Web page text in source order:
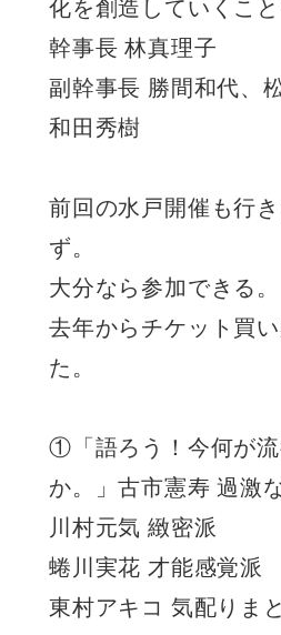
化を創造していくこと
幹事長 林真理子
副幹事長 勝間和代、
和田秀樹
前回の水戸開催も行
ず。
大分なら参加できる。
去年からチケット買
た。
①「語ろう！今何が
か。」古市憲寿 過激
川村元気 緻密派
蜷川実花 才能感覚派
東村アキコ 気配りま